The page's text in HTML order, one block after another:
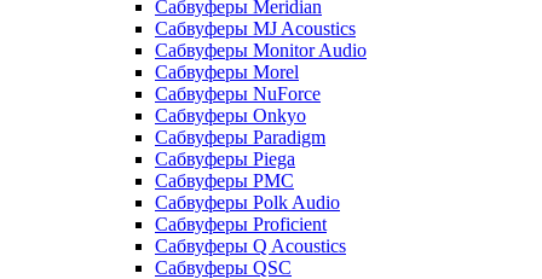
Сабвуферы Meridian
Сабвуферы MJ Acoustics
Сабвуферы Monitor Audio
Сабвуферы Morel
Сабвуферы NuForce
Сабвуферы Onkyo
Сабвуферы Paradigm
Сабвуферы Piega
Сабвуферы PMC
Сабвуферы Polk Audio
Сабвуферы Proficient
Сабвуферы Q Acoustics
Сабвуферы QSC